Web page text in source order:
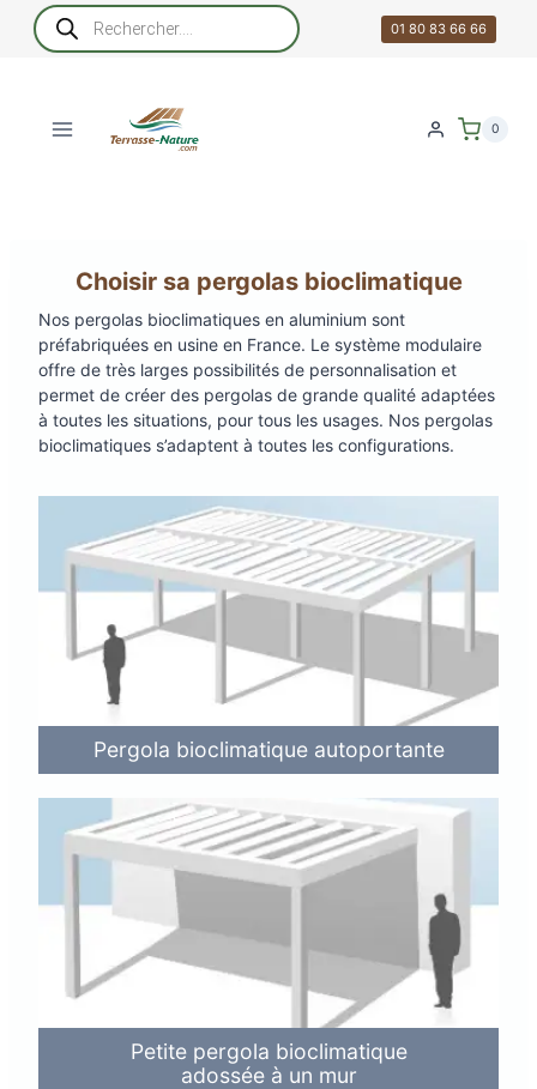
Recherche
de
produits
01 80 83 66 66
0
Choisir sa pergolas bioclimatique
Nos pergolas bioclimatiques en aluminium sont
préfabriquées en usine en France. Le système modulaire
offre de très larges possibilités de personnalisation et
permet de créer des pergolas de grande qualité adaptées
à toutes les situations, pour tous les usages. Nos pergolas
bioclimatiques s’adaptent à toutes les configurations.
Pergola bioclimatique autoportante
Petite pergola bioclimatique
adossée à un mur